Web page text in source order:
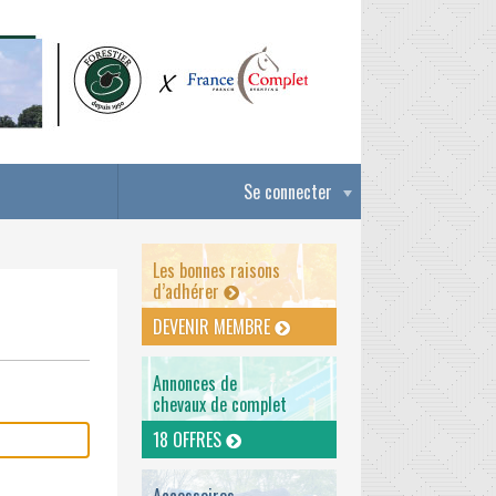
Se connecter
Les bonnes raisons
d’adhérer
DEVENIR MEMBRE
Annonces de
chevaux de complet
18 OFFRES